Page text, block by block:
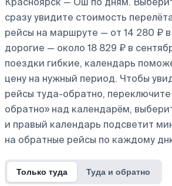
сразу увидите стоимость
рейсы на маршруте — от 14 280 ₽
дорогие — около 18 829 ₽ в
поездки гибкие, календарь
цену на нужный период. Чтобы
рейсы туда-обратно, переключите
обратно» над календарём,
и правый календарь подсветит
на обратные рейсы по каждому
Только туда Туда и обратно